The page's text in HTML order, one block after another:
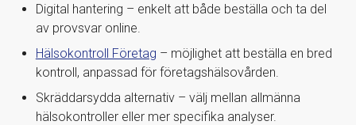
Digital hantering – enkelt att både beställa och ta del
av provsvar online.
Hälsokontroll Företag – möjlighet att beställa en bred
kontroll, anpassad för företagshälsovården.
Skräddarsydda alternativ – välj mellan allmänna
hälsokontroller eller mer specifika analyser.